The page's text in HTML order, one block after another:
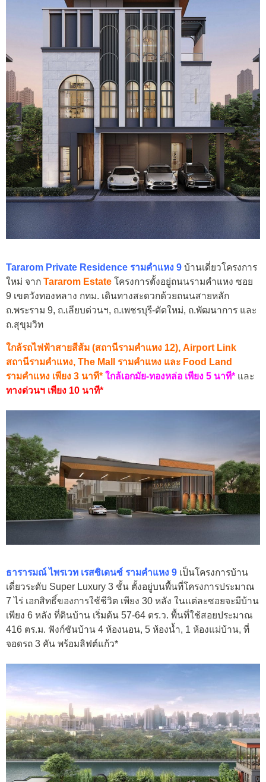
Tararom Private Residence รามคำแหง 9 บ้านเดี่ยวโครงการ
ใหม่ จาก Tararom Estate โครงการตั้งอยู่ถนนรามคำแหง ซอย
9 เขตวังทองหลาง กทม. เดินทางสะดวกด้วยถนนสายหลัก
ถ.พระราม 9, ถ.เลียบด่วนฯ, ถ.เพชรบุรี-ตัดใหม่, ถ.พัฒนาการ และ
ถ.สุขุมวิท
ใกล้รถไฟฟ้าสายสีส้ม (สถานีรามคำแหง 12), Airport Link
สถานีรามคำแหง, The Mall รามคำแหง และ Food Land
รามคำแหง เพียง 3 นาที* ใกล้เอกมัย-ทองหล่อ เพียง 5 นาที* และ
ทางด่วนฯ เพียง 10 นาที*
ธารารมณ์ ไพรเวท เรสซิเดนซ์ รามคำแหง 9 เป็นโครงการบ้าน
เดี่ยวระดับ Super Luxury 3 ชั้น ตั้งอยู่บนพื้นที่โครงการประมาณ
7 ไร่ เอกสิทธิ์ของการใช้ชีวิต เพียง 30 หลัง ในแต่ละซอยจะมีบ้าน
เพียง 6 หลัง ที่ดินบ้าน เริ่มต้น 57-64 ตร.ว. พื้นที่ใช้สอยประมาณ
416 ตร.ม. ฟังก์ชันบ้าน 4 ห้องนอน, 5 ห้องน้ำ, 1 ห้องแม่บ้าน, ที่
จอดรถ 3 คัน พร้อมลิฟต์แก้ว*